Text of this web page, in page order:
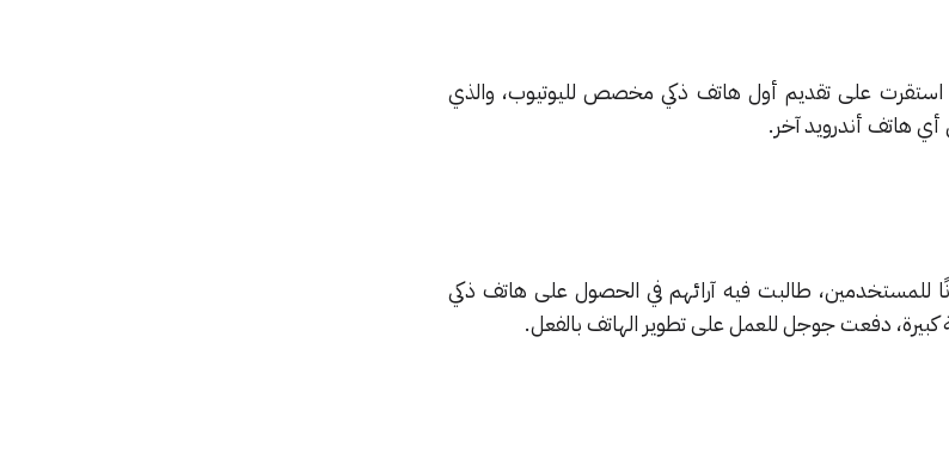
على تقديم أول هاتف ذكي مخصص لليوتيوب، والذي
هاتف أندرويد آخر.
للمستخدمين، طالبت فيه آرائهم في الحصول على هاتف ذكي
كبيرة، دفعت جوجل للعمل على تطوير الهاتف بالفعل.